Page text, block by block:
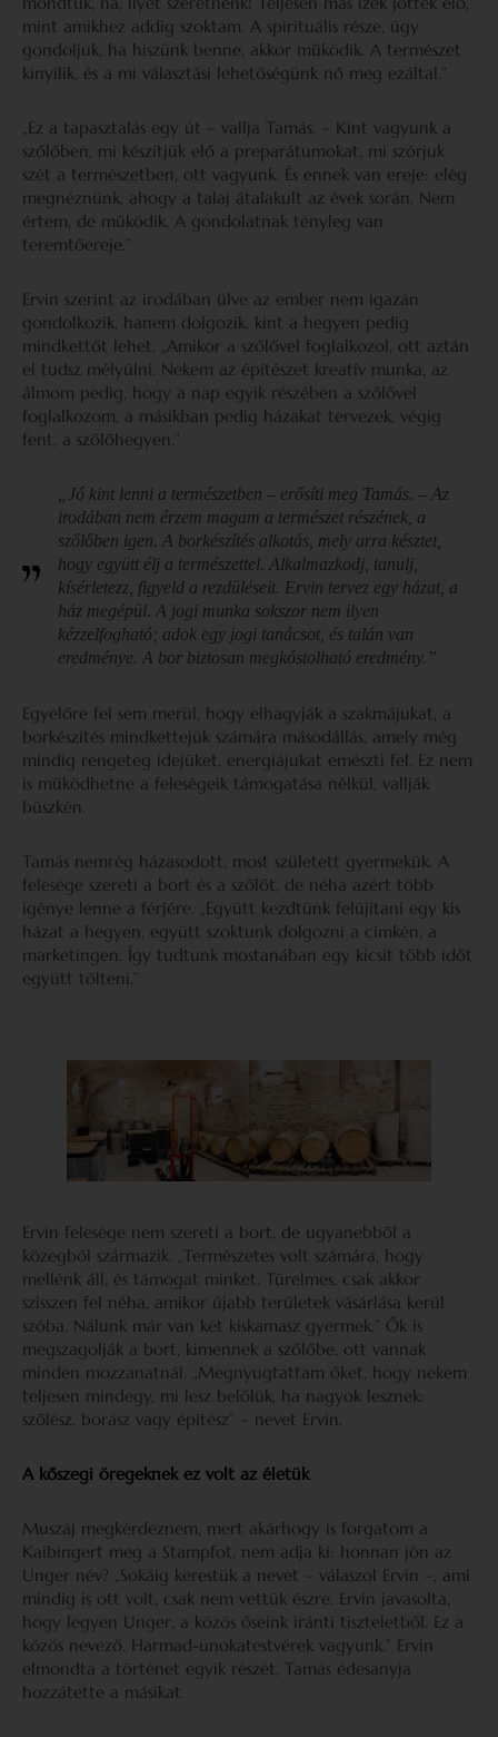
mint amikhez addig szoktam. A spirituális része, úgy
gondoljuk, ha hiszünk benne, akkor működik. A természet
kinyílik, és a mi választási lehetőségünk nő meg ezáltal.”
„Ez a tapasztalás egy út – vallja Tamás. – Kint vagyunk a
szőlőben, mi készítjük elő a preparátumokat, mi szórjuk
szét a természetben, ott vagyunk. És ennek van ereje: elég
megnéznünk, ahogy a talaj átalakult az évek során. Nem
értem, de működik. A gondolatnak tényleg van
teremtőereje.”
Ervin szerint az irodában ülve az ember nem igazán
gondolkozik, hanem dolgozik, kint a hegyen pedig
mindkettőt lehet. „Amikor a szőlővel foglalkozol, ott aztán
el tudsz mélyülni. Nekem az építészet kreatív munka, az
álmom pedig, hogy a nap egyik részében a szőlővel
foglalkozom, a másikban pedig házakat tervezek, végig
fent, a szőlőhegyen.”
„Jó kint lenni a természetben – erősíti meg Tamás. – Az
irodában nem érzem magam a természet részének, a
szőlőben igen. A borkészítés alkotás, mely arra késztet,
hogy együtt élj a természettel. Alkalmazkodj, tanulj,
kísérletezz, figyeld a rezdüléseit. Ervin tervez egy házat, a
ház megépül. A jogi munka sokszor nem ilyen
kézzelfogható; adok egy jogi tanácsot, és talán van
eredménye. A bor biztosan megkóstolható eredmény.”
Egyelőre fel sem merül, hogy elhagyják a szakmájukat, a
borkészítés mindkettejük számára másodállás, amely még
mindig rengeteg idejüket, energiájukat emészti fel. Ez nem
is működhetne a feleségeik támogatása nélkül, vallják
büszkén.
Tamás nemrég házasodott, most született gyermekük. A
felesége szereti a bort és a szőlőt, de néha azért több
igénye lenne a férjére. „Együtt kezdtünk felújítani egy kis
házat a hegyen, együtt szoktunk dolgozni a címkén, a
marketingen. Így tudtunk mostanában egy kicsit több időt
együtt tölteni.”
Ervin felesége nem szereti a bort, de ugyanebből a
közegből származik. „Természetes volt számára, hogy
mellénk áll, és támogat minket. Türelmes, csak akkor
szisszen fel néha, amikor újabb területek vásárlása kerül
szóba. Nálunk már van két kiskamasz gyermek.” Ők is
megszagolják a bort, kimennek a szőlőbe, ott vannak
minden mozzanatnál. „Megnyugtattam őket, hogy nekem
teljesen mindegy, mi lesz belőlük, ha nagyok lesznek:
szőlész, borász vagy építész” – nevet Ervin.
A kőszegi öregeknek ez volt az életük
Muszáj megkérdeznem, mert akárhogy is forgatom a
Kaibingert meg a Stampfot, nem adja ki: honnan jön az
Unger név? „Sokáig kerestük a nevet – válaszol Ervin –, ami
mindig is ott volt, csak nem vettük észre. Ervin javasolta,
hogy legyen Unger, a közös őseink iránti tiszteletből. Ez a
közös nevező. Harmad-unokatestvérek vagyunk.” Ervin
elmondta a történet egyik részét, Tamás édesanyja
hozzátette a másikat.